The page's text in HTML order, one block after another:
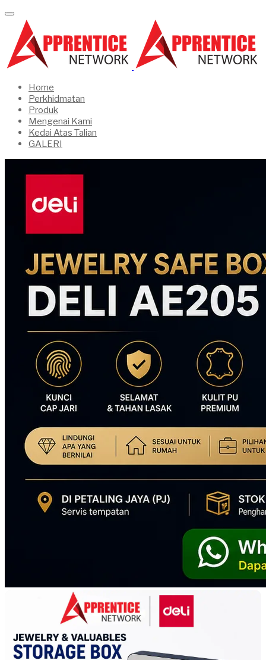
Home
Perkhidmatan
Produk
Mengenai Kami
Kedai Atas Talian
GALERI